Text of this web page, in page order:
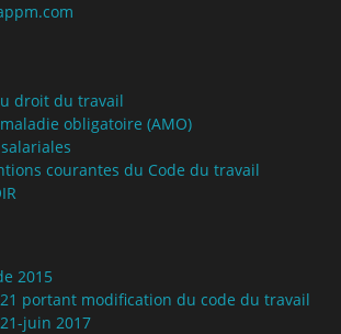
droit du travail
maladie obligatoire (AMO)
courantes du Code du travail
2015
portant modification du code du travail
juin 2017